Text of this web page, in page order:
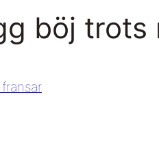
böj trots